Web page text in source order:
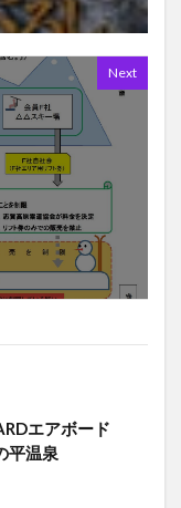
Next
エアボード
温泉